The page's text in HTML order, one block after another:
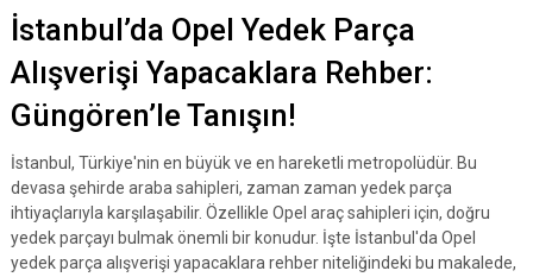
İstanbul’da Opel Yedek Parça
Alışverişi Yapacaklara Rehber:
Güngören’le Tanışın!
İstanbul, Türkiye'nin en büyük ve en hareketli metropolüdür. Bu
devasa şehirde araba sahipleri, zaman zaman yedek parça
ihtiyaçlarıyla karşılaşabilir. Özellikle Opel araç sahipleri için, doğru
yedek parçayı bulmak önemli bir konudur. İşte İstanbul'da Opel
yedek parça alışverişi yapacaklara rehber niteliğindeki bu makalede,